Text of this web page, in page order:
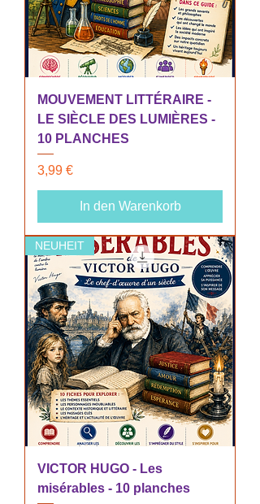
MOUVEMENT LITTÉRAIRE -
LE SIÈCLE DES LUMIÈRES -
10 PLANCHES
Preis
3,99 €
In den Warenkorb
NEUHEIT
VICTOR HUGO - Les
misérables - 10 planches